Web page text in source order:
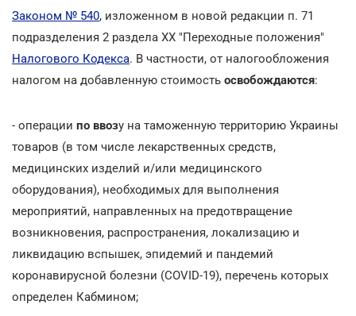
Законом № 540, изложенном в новой редакции п. 71
подразделения 2 раздела ХХ "Переходные положения"
Налогового Кодекса. В частности, от налогообложения
налогом на добавленную стоимость освобождаются:
- операции по ввозу на таможенную территорию Украины
товаров (в том числе лекарственных средств,
медицинских изделий и/или медицинского
оборудования), необходимых для выполнения
мероприятий, направленных на предотвращение
возникновения, распространения, локализацию и
ликвидацию вспышек, эпидемий и пандемий
коронавирусной болезни (COVID-19), перечень которых
определен Кабмином;